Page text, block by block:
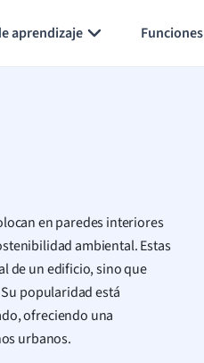
aprendizaje Funciones
en paredes interiores
ambiental. Estas
de un edificio, sino que
popularidad está
ofreciendo una
urbanos.